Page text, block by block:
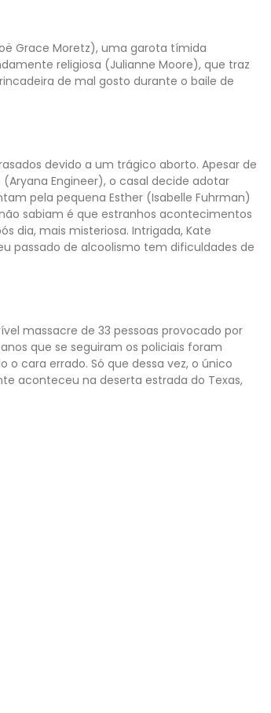
Grace Moretz), uma garota tímida
religiosa (Julianne Moore), que traz
de mal gosto durante o baile de
devido a um trágico aborto. Apesar de
Engineer), o casal decide adotar
pela pequena Esther (Isabelle Fuhrman)
sabiam é que estranhos acontecimentos
dia, mais misteriosa. Intrigada, Kate
passado de alcoolismo tem dificuldades de
massacre de 33 pessoas provocado por
que se seguiram os policiais foram
cara errado. Só que dessa vez, o único
aconteceu na deserta estrada do Texas,